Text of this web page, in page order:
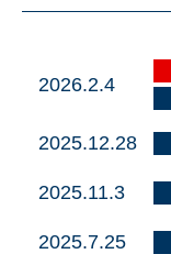
2026.2.4
2025.12.28
2025.11.3
2025.7.25